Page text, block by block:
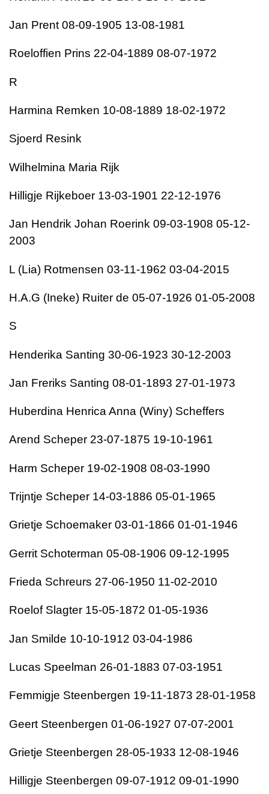
Jan Prent 08-09-1905 13-08-1981
Roeloffien Prins 22-04-1889 08-07-1972
R
Harmina Remken 10-08-1889 18-02-1972
Sjoerd Resink
Wilhelmina Maria Rijk
Hilligje Rijkeboer 13-03-1901 22-12-1976
Jan Hendrik Johan Roerink 09-03-1908 05-12-
2003
L (Lia) Rotmensen 03-11-1962 03-04-2015
H.A.G (Ineke) Ruiter de 05-07-1926 01-05-2008
S
Henderika Santing 30-06-1923 30-12-2003
Jan Freriks Santing 08-01-1893 27-01-1973
Huberdina Henrica Anna (Winy) Scheffers
Arend Scheper 23-07-1875 19-10-1961
Harm Scheper 19-02-1908 08-03-1990
Trijntje Scheper 14-03-1886 05-01-1965
Grietje Schoemaker 03-01-1866 01-01-1946
Gerrit Schoterman 05-08-1906 09-12-1995
Frieda Schreurs 27-06-1950 11-02-2010
Roelof Slagter 15-05-1872 01-05-1936
Jan Smilde 10-10-1912 03-04-1986
Lucas Speelman 26-01-1883 07-03-1951
Femmigje Steenbergen 19-11-1873 28-01-1958
Geert Steenbergen 01-06-1927 07-07-2001
Grietje Steenbergen 28-05-1933 12-08-1946
Hilligje Steenbergen 09-07-1912 09-01-1990